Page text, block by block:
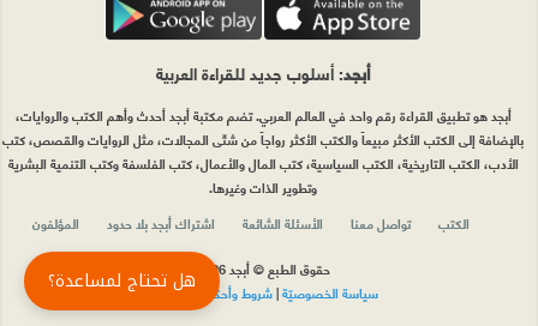
أبجد: أسلوب جديد للقراءة العربية
أبجد هو تطبيق القراءة رقم واحد في العالم العربي. تضم مكتبة أبجد أحدث وأهم الكتب والروايات،
بالإضافة إلى الكتب الأكثر مبيعاً والكتب الأكثر رواجاً من شتّى المجالات، مثل الروايات والقصص، كتب
الأدب، الكتب التاريخية، الكتب السياسية، كتب المال والأعمال، كتب الفلسفة وكتب التنمية البشرية
وتطوير الذات وغيرها.
الكتب
تواصل معنا الأسئلة الشائعة اشتراك أبجد بلا حدود
المؤلفون
حقوق الطبع © أبجد 2026
سياسة الخصوصيّة|شروط وأحكام الاستخدامهل تحتاج لمساعدة؟